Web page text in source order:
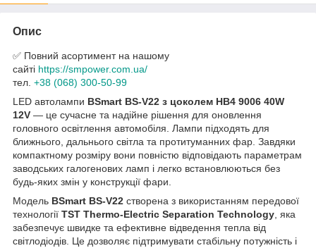
Опис
✅ Повний асортимент на нашому
сайті https://smpower.com.ua/
тел. +38 (068) 300-50-99
LED автолампи BSmart BS-V22 з цоколем HB4 9006 40W
12V — це сучасне та надійне рішення для оновлення
головного освітлення автомобіля. Лампи підходять для
ближнього, дальнього світла та протитуманних фар. Завдяки
компактному розміру вони повністю відповідають параметрам
заводських галогенових ламп і легко встановлюються без
будь-яких змін у конструкції фари.
Модель BSmart BS-V22 створена з використанням передової
технології TST Thermo-Electric Separation Technology, яка
забезпечує швидке та ефективне відведення тепла від
світлодіодів. Це дозволяє підтримувати стабільну потужність і